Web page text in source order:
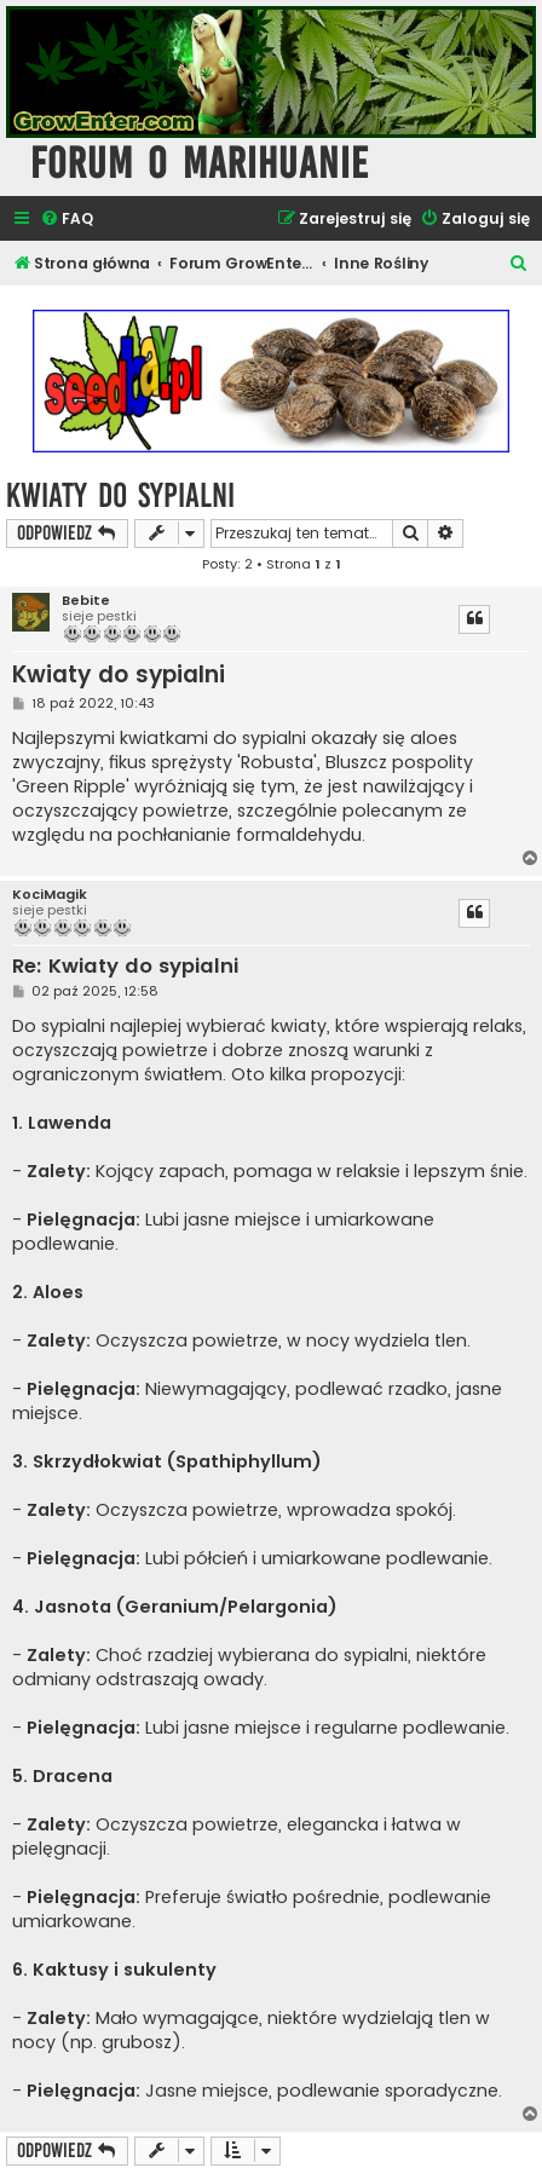
Forum o Marihuanie
FAQ Zaloguj się
Zarejestruj się
Strona główna Forum GrowEnter.com - Inne Tematy Inne Rośliny
Kwiaty do sypialni
ODPOWIEDZ Szukaj
Posty: 2 • Strona 1 z 1
Bebite
sieje pestki
Kwiaty do sypialni
P
s
t
18 paź 2022, 10:43
Najlepszymi kwiatkami do sypialni okazały się aloes
zwyczajny, fikus sprężysty 'Robusta', Bluszcz pospolity
'Green Ripple' wyróżniają się tym, że jest nawilżający i
oczyszczający powietrze, szczególnie polecanym ze
względu na pochłanianie formaldehydu.
KociMagik
sieje pestki
Re: Kwiaty do sypialni
P
s
t
02 paź 2025, 12:58
Do sypialni najlepiej wybierać kwiaty, które wspierają relaks,
oczyszczają powietrze i dobrze znoszą warunki z
ograniczonym światłem. Oto kilka propozycji:
1. Lawenda
- Zalety: Kojący zapach, pomaga w relaksie i lepszym śnie.
- Pielęgnacja: Lubi jasne miejsce i umiarkowane
podlewanie.
2. Aloes
- Zalety: Oczyszcza powietrze, w nocy wydziela tlen.
- Pielęgnacja: Niewymagający, podlewać rzadko, jasne
miejsce.
3. Skrzydłokwiat (Spathiphyllum)
- Zalety: Oczyszcza powietrze, wprowadza spokój.
- Pielęgnacja: Lubi półcień i umiarkowane podlewanie.
4. Jasnota (Geranium/Pelargonia)
- Zalety: Choć rzadziej wybierana do sypialni, niektóre
odmiany odstraszają owady.
- Pielęgnacja: Lubi jasne miejsce i regularne podlewanie.
5. Dracena
- Zalety: Oczyszcza powietrze, elegancka i łatwa w
pielęgnacji.
- Pielęgnacja: Preferuje światło pośrednie, podlewanie
umiarkowane.
6. Kaktusy i sukulenty
- Zalety: Mało wymagające, niektóre wydzielają tlen w
nocy (np. grubosz).
- Pielęgnacja: Jasne miejsce, podlewanie sporadyczne.
ODPOWIEDZ